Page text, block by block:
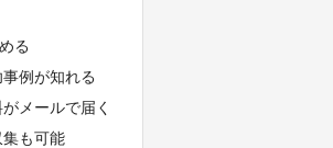
る
例が知れる
メールで届く
も可能